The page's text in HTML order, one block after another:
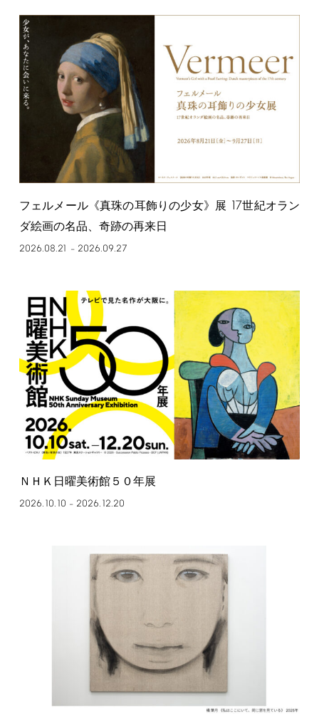
フェルメール《真珠の耳飾りの少女》展 17世紀オラン
ダ絵画の名品、奇跡の再来日
2026.08.21 – 2026.09.27
ＮＨＫ日曜美術館５０年展
2026.10.10 – 2026.12.20